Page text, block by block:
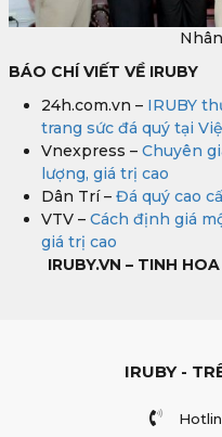
BÁO CHÍ VIẾT VỀ IRUBY
24h.com.vn – IRUBY
trang sức đá quý tại
Vnexpress – Chuyên
lượng, giá trị cao
Dân Trí – Đá quý cao
VTV – Cách định giá
giá trị cao
IRUBY.VN – TINH
IRUBY -